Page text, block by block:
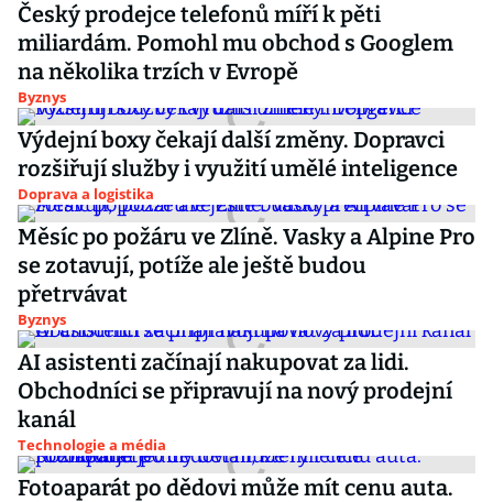
Český prodejce telefonů míří k pěti
miliardám. Pomohl mu obchod s Googlem
na několika trzích v Evropě
Byznys
Výdejní boxy čekají další změny. Dopravci
rozšiřují služby i využití umělé inteligence
Doprava a logistika
Měsíc po požáru ve Zlíně. Vasky a Alpine Pro
se zotavují, potíže ale ještě budou
přetrvávat
Byznys
AI asistenti začínají nakupovat za lidi.
Obchodníci se připravují na nový prodejní
kanál
Technologie a média
Fotoaparát po dědovi může mít cenu auta.